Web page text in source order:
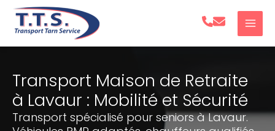
Aller
Transport Maison de Retraite
à Lavaur : Mobilité et Sécurité
Transport spécialisé pour seniors à Lavaur.